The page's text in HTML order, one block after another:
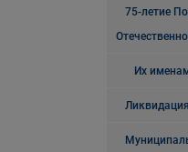
75-летие
Их